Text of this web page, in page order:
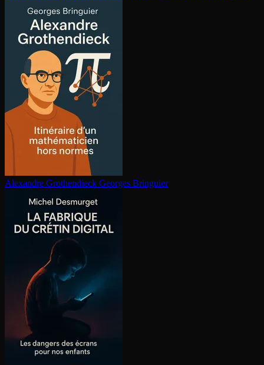
Alexandre Gro­then­dieck Georges Bringuier